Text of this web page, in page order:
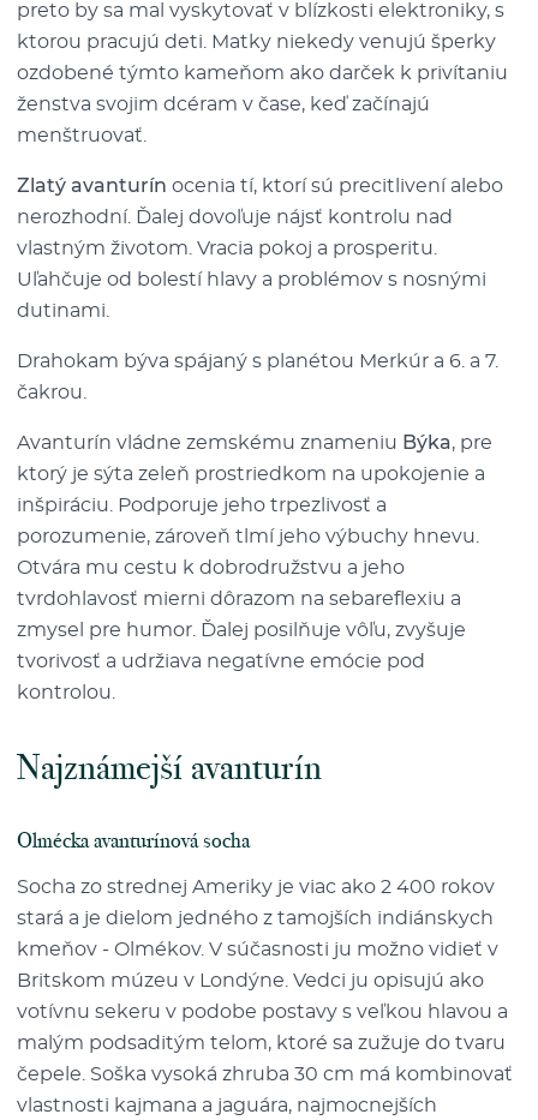
preto by sa mal vyskytovať v blízkosti elektroniky, s
ktorou pracujú deti. Matky niekedy venujú šperky
ozdobené týmto kameňom ako darček k privítaniu
ženstva svojim dcéram v čase, keď začínajú
menštruovať.
Zlatý avanturín ocenia tí, ktorí sú precitlivení alebo
nerozhodní. Ďalej dovoľuje nájsť kontrolu nad
vlastným životom. Vracia pokoj a prosperitu.
Uľahčuje od bolestí hlavy a problémov s nosnými
dutinami.
Drahokam býva spájaný s planétou Merkúr a 6. a 7.
čakrou.
Avanturín vládne zemskému znameniu Býka, pre
ktorý je sýta zeleň prostriedkom na upokojenie a
inšpiráciu. Podporuje jeho trpezlivosť a
porozumenie, zároveň tlmí jeho výbuchy hnevu.
Otvára mu cestu k dobrodružstvu a jeho
tvrdohlavosť mierni dôrazom na sebareflexiu a
zmysel pre humor. Ďalej posilňuje vôľu, zvyšuje
tvorivosť a udržiava negatívne emócie pod
kontrolou.
Najznámejší avanturín
Olmécka avanturínová socha
Socha zo strednej Ameriky je viac ako 2 400 rokov
stará a je dielom jedného z tamojších indiánskych
kmeňov - Olmékov. V súčasnosti ju možno vidieť v
Britskom múzeu v Londýne. Vedci ju opisujú ako
votívnu sekeru v podobe postavy s veľkou hlavou a
malým podsaditým telom, ktoré sa zužuje do tvaru
čepele. Soška vysoká zhruba 30 cm má kombinovať
vlastnosti kajmana a jaguára, najmocnejších